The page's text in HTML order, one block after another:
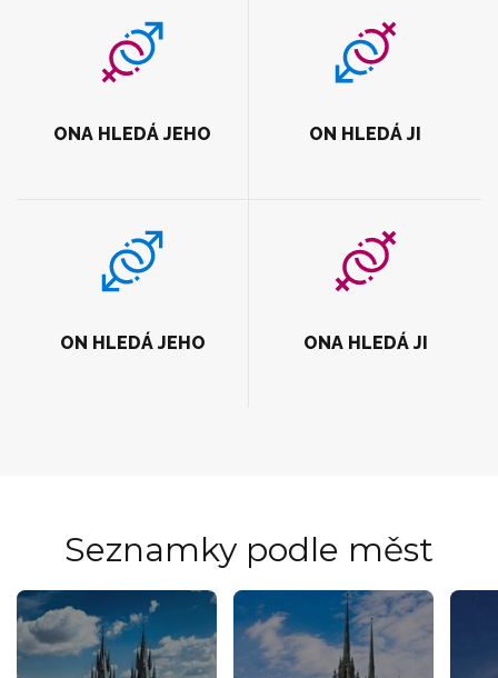
ONA HLEDÁ JEHO ON HLEDÁ JI
ON HLEDÁ JEHO ONA HLEDÁ JI
Seznamky podle měst